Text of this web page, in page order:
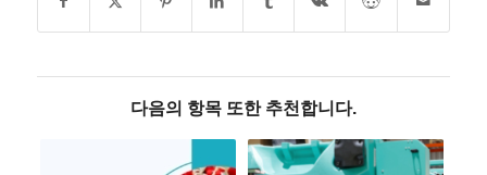
다음의 항목 또한 추천합니다.